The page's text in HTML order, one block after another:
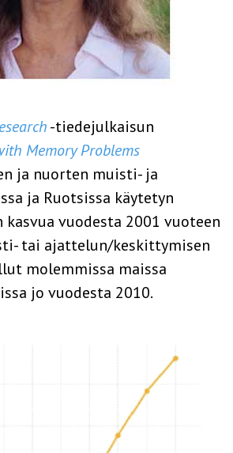
-tiedejulkaisun
Memory Problems
ja nuorten muisti- ja
ja Ruotsissa käytetyn
kasvua vuodesta 2001 vuoteen
tai ajattelun/keskittymisen
molemmissa maissa
jo vuodesta 2010.